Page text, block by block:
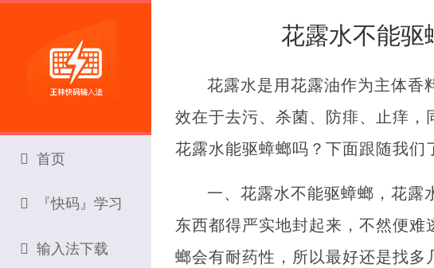
花露水不能驱
花露水是用花露油作为主体香
效在于去污、杀菌、防痱、止痒，
花露水能驱蟑螂吗？下面跟随我们
一、花露水不能驱蟑螂，花露
东西都得严实地封起来，不然便
螂会有耐药性，所以最好还是找
首页
『快码』学习
输入法下载